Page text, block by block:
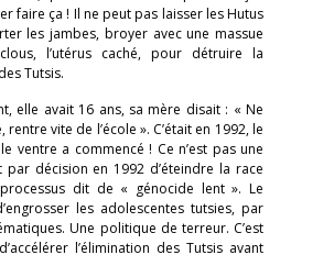
faire ça ! Il ne peut pas laisser les Hutus
les jambes, broyer avec une massue
l’utérus caché, pour détruire la
Tutsis.
elle avait 16 ans, sa mère disait : « Ne
rentre vite de l’école ». C’était en 1992, le
ventre a commencé ! Ce n’est pas une
par décision en 1992 d’éteindre la race
dit de « génocide lent ». Le
les adolescentes tutsies, par
Une politique de terreur. C’est
l’élimination des Tutsis avant